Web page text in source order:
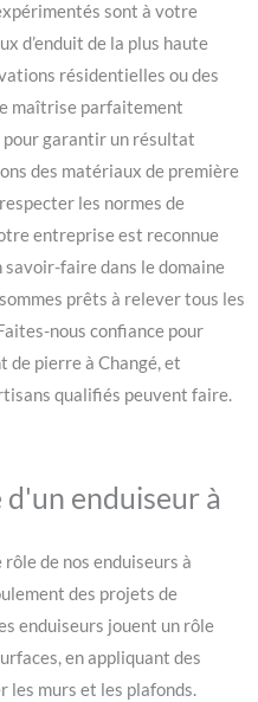
sont à votre
d’enduit de la plus haute
résidentielles ou des
maîtrise parfaitement
pour garantir un résultat
des matériaux de première
les normes de
entreprise est reconnue
faire dans le domaine
prêts à relever tous les
nous confiance pour
de pierre à Changé, et
qualifiés peuvent faire.
enduiseur à
de nos enduiseurs à
des projets de
enduiseurs jouent un rôle
en appliquant des
les murs et les plafonds.